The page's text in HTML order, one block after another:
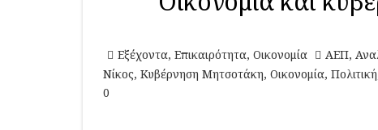
Εξέχοντα, Επικαιρότητα, Οικονομία ΑΕΠ,
Νίκος, Κυβέρνηση Μητσοτάκη, Οικονομία, Πολιτική
0